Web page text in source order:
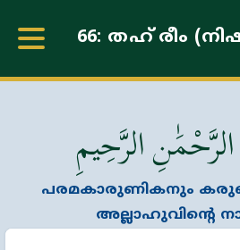
66: തഹ് രീം
الرَّحِيمِ
പരമകാരുണികനും
അല്ലാഹുവിന്‍റെ